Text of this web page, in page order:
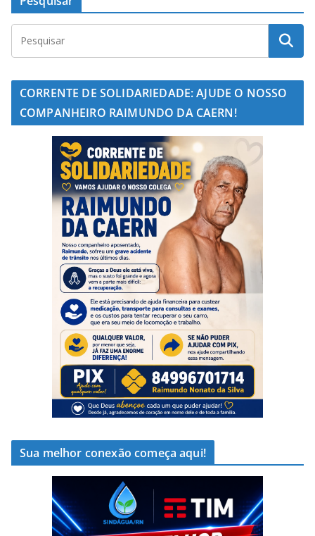
CORRENTE DE SOLIDARIEDADE: AJUDE O NOSSO
COMPANHEIRO RAIMUNDO DA CAERN!
Sua melhor conexão começa aqui!